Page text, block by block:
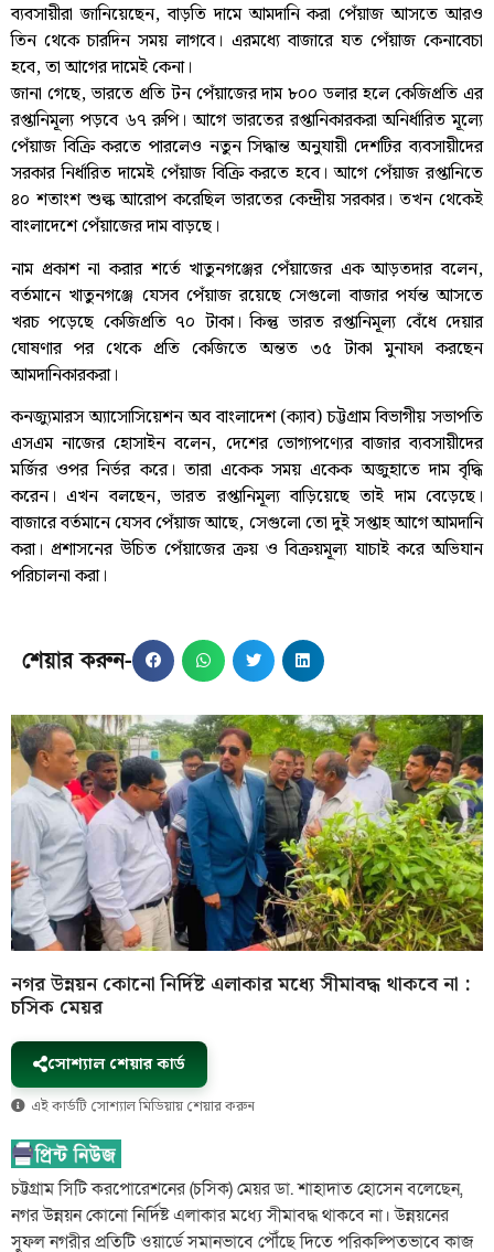
ব্যবসায়ীরা জানিয়েছেন, বাড়তি দামে আমদানি করা পেঁয়াজ আসতে আরও
তিন থেকে চারদিন সময় লাগবে। এরমধ্যে বাজারে যত পেঁয়াজ কেনাবেচা
হবে, তা আগের দামেই কেনা।
জানা গেছে, ভারতে প্রতি টন পেঁয়াজের দাম ৮০০ ডলার হলে কেজিপ্রতি এর
রপ্তানিমূল্য পড়বে ৬৭ রুপি। আগে ভারতের রপ্তানিকারকরা অনির্ধারিত মূল্যে
পেঁয়াজ বিক্রি করতে পারলেও নতুন সিদ্ধান্ত অনুযায়ী দেশটির ব্যবসায়ীদের
সরকার নির্ধারিত দামেই পেঁয়াজ বিক্রি করতে হবে। আগে পেঁয়াজ রপ্তানিতে
৪০ শতাংশ শুল্ক আরোপ করেছিল ভারতের কেন্দ্রীয় সরকার। তখন থেকেই
বাংলাদেশে পেঁয়াজের দাম বাড়ছে।
নাম প্রকাশ না করার শর্তে খাতুনগঞ্জের পেঁয়াজের এক আড়তদার বলেন,
বর্তমানে খাতুনগঞ্জে যেসব পেঁয়াজ রয়েছে সেগুলো বাজার পর্যন্ত আসতে
খরচ পড়েছে কেজিপ্রতি ৭০ টাকা। কিন্তু ভারত রপ্তানিমূল্য বেঁধে দেয়ার
ঘোষণার পর থেকে প্রতি কেজিতে অন্তত ৩৫ টাকা মুনাফা করছেন
আমদানিকারকরা।
কনজ্যুমারস অ্যাসোসিয়েশন অব বাংলাদেশ (ক্যাব) চট্টগ্রাম বিভাগীয় সভাপতি
এসএম নাজের হোসাইন বলেন, দেশের ভোগ্যপণ্যের বাজার ব্যবসায়ীদের
মর্জির ওপর নির্ভর করে। তারা একেক সময় একেক অজুহাতে দাম বৃদ্ধি
করেন। এখন বলছেন, ভারত রপ্তানিমূল্য বাড়িয়েছে তাই দাম বেড়েছে।
বাজারে বর্তমানে যেসব পেঁয়াজ আছে, সেগুলো তো দুই সপ্তাহ আগে আমদানি
করা। প্রশাসনের উচিত পেঁয়াজের ক্রয় ও বিক্রয়মূল্য যাচাই করে অভিযান
পরিচালনা করা।
শেয়ার করুন-
নগর উন্নয়ন কোনো নির্দিষ্ট এলাকার মধ্যে সীমাবদ্ধ থাকবে না :
চসিক মেয়র
সোশ্যাল শেয়ার কার্ড
এই কার্ডটি সোশ্যাল মিডিয়ায় শেয়ার করুন
চট্টগ্রাম সিটি করপোরেশনের (চসিক) মেয়র ডা. শাহাদাত হোসেন বলেছেন,
নগর উন্নয়ন কোনো নির্দিষ্ট এলাকার মধ্যে সীমাবদ্ধ থাকবে না। উন্নয়নের
সুফল নগরীর প্রতিটি ওয়ার্ডে সমানভাবে পৌঁছে দিতে পরিকল্পিতভাবে কাজ